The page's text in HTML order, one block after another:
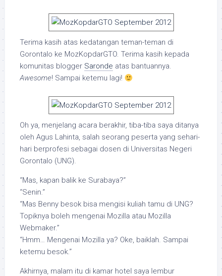
Terima kasih atas kedatangan teman-teman di
Gorontalo ke MozKopdarGTO. Terima kasih kepada
komunitas blogger Saronde atas bantuannya.
Awesome! Sampai ketemu lagi!
Oh ya, menjelang acara berakhir, tiba-tiba saya ditanya
oleh Agus Lahinta, salah seorang peserta yang sehari-
hari berprofesi sebagai dosen di Universitas Negeri
Gorontalo (UNG).
“Mas, kapan balik ke Surabaya?”
“Senin.”
“Mas Benny besok bisa mengisi kuliah tamu di UNG?
Topiknya boleh mengenai Mozilla atau Mozilla
Webmaker.”
“Hmm… Mengenai Mozilla ya? Oke, baiklah. Sampai
ketemu besok.”
Akhirnya, malam itu di kamar hotel saya lembur